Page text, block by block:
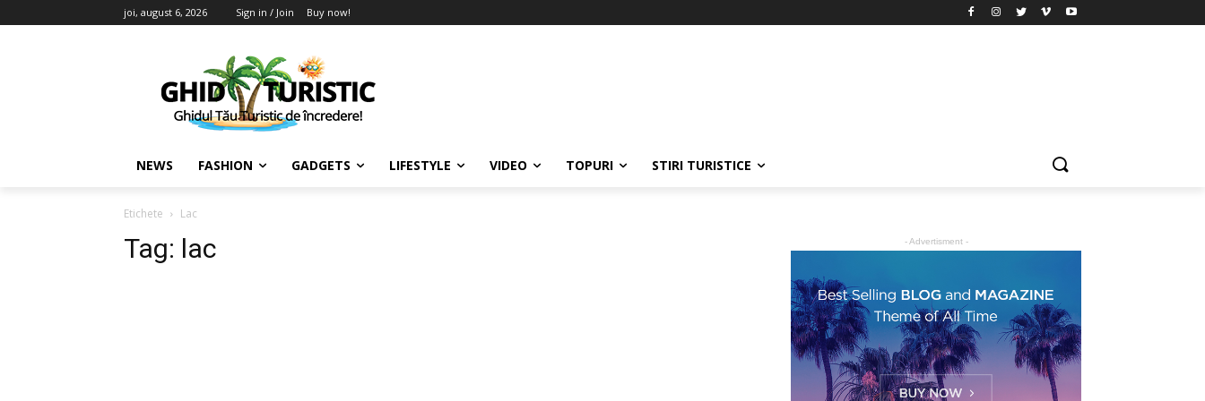
joi, august 6, 2026 Sign in / Join Buy now!
NEWS FASHION GADGETS LIFESTYLE VIDEO TOPURI STIRI TURISTICE
Etichete Lac
Tag: lac - Advertisment -